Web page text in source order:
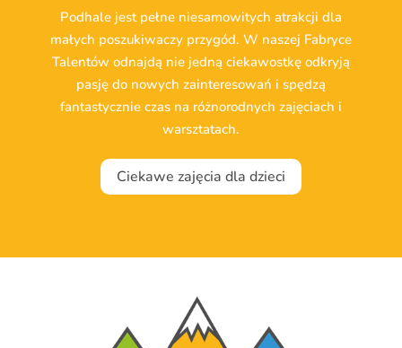
Podhale jest pełne niesamowitych atrakcji dla
małych poszukiwaczy przygód. W naszej Fabryce
Talentów odnajdą nie jedną ciekawostkę odkryją
pasję do nowych zainteresowań i spędzą
fantastycznie czas na różnorodnych zajęciach i
warsztatach.
Ciekawe zajęcia dla dzieci